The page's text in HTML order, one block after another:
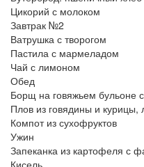
Цикорий с молоком
Завтрак №2
Ватрушка с творогом
Пастила с мармеладом
Чай с лимоном
Обед
Борщ на говяжьем бульоне
Плов из говядины и курицы,
Компот из сухофруктов
Ужин
Запеканка из картофеля с
Кисель